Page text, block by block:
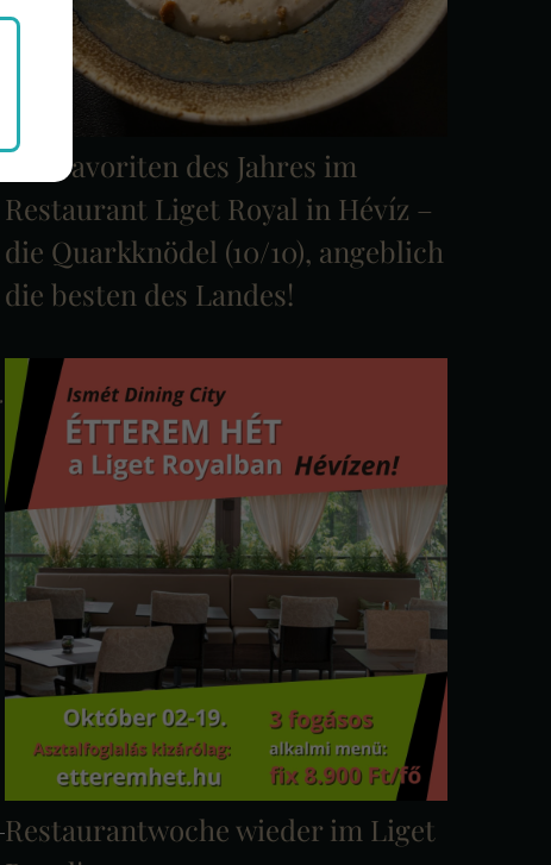
Die Favoriten des Jahres im
Restaurant Liget Royal in Hévíz –
die Quarkknödel (10/10), angeblich
die besten des Landes!
Restaurantwoche wieder im Liget